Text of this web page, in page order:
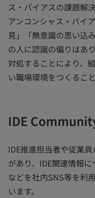
ス・バイアスの課題解
アンコンシャス・バイ
見」「無意識の思い込
の人に認識の偏りはあ
対処することにより、
い職場環境をつくるこ
IDE
IDE推進担当者や従業
があり、IDE関連情報
などを社内SNS等を利
います。